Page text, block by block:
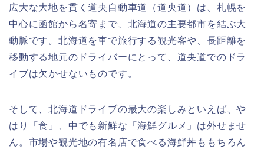
広大な大地を貫く道央自動車道（道央道）は、札幌を
中心に函館から名寄まで、北海道の主要都市を結ぶ大
動脈です。北海道を車で旅行する観光客や、長距離を
移動する地元のドライバーにとって、道央道でのドラ
イブは欠かせないものです。
そして、北海道ドライブの最大の楽しみといえば、や
はり「食」、中でも新鮮な「海鮮グルメ」は外せませ
ん。市場や観光地の有名店で食べる海鮮丼ももちろん